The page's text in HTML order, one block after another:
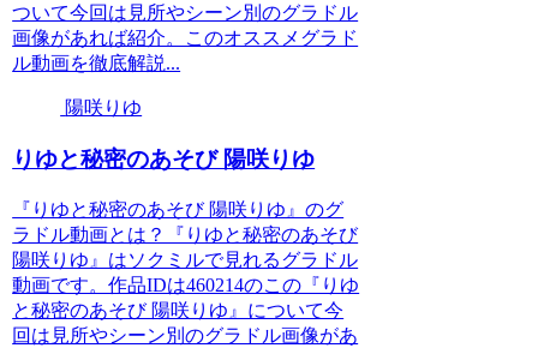
ついて今回は見所やシーン別のグラドル
画像があれば紹介。このオススメグラド
ル動画を徹底解説...
陽咲りゆ
りゆと秘密のあそび 陽咲りゆ
『りゆと秘密のあそび 陽咲りゆ』のグ
ラドル動画とは？『りゆと秘密のあそび
陽咲りゆ』はソクミルで見れるグラドル
動画です。作品IDは460214のこの『りゆ
と秘密のあそび 陽咲りゆ』について今
回は見所やシーン別のグラドル画像があ